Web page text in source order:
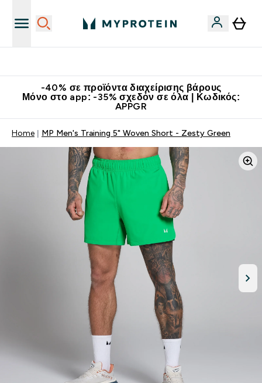
-40% σε προϊόντα διαχείρισης βάρους
Μόνο στο app: -35% σχεδόν σε όλα | Κωδικός:
APPGR
Home MP Men's Training 5" Woven Short - Zesty Green